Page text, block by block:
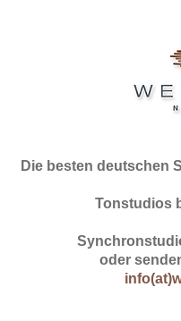
Die besten deutschen
Tonstudios
oder